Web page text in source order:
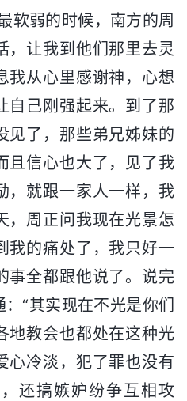
软弱的时候，南方的周
，让我到他们那里去灵
我从心里感谢神，心想
自己刚强起来。到了那
见了，那些弟兄姊妹的
且信心也大了，见了我
，就跟一家人一样，我
，周正问我现在光景怎
我的痛处了，我只好一
事全都跟他说了。说完
“其实现在不光是你们
地教会也都处在这种光
心冷淡，犯了罪也没有
还搞嫉妒纷争互相攻